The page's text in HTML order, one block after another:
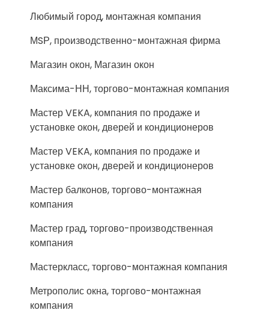
Любимый город, монтажная компания
МSР, производственно-монтажная фирма
Магазин окон, Магазин окон
Максима-НН, торгово-монтажная компания
Мастер VEKA, компания по продаже и
установке окон, дверей и кондиционеров
Мастер VEKA, компания по продаже и
установке окон, дверей и кондиционеров
Мастер балконов, торгово-монтажная
компания
Мастер град, торгово-производственная
компания
Мастеркласс, торгово-монтажная компания
Метрополис окна, торгово-монтажная
компания